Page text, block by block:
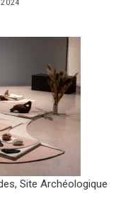
Site Archéologique